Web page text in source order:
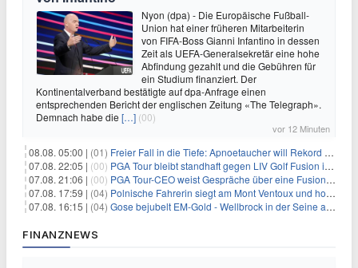
Nyon (dpa) - Die Europäische Fußball-
Union hat einer früheren Mitarbeiterin
von FIFA-Boss Gianni Infantino in dessen
Zeit als UEFA-Generalsekretär eine hohe
Abfindung gezahlt und die Gebühren für
ein Studium finanziert. Der
Kontinentalverband bestätigte auf dpa-Anfrage einen
entsprechenden Bericht der englischen Zeitung «The Telegraph».
Demnach habe die […] (00)
vor 12 Minuten
08.08. 05:00 | (01) Freier Fall in die Tiefe: Apnoetaucher will Rekord brechen
07.08. 22:05 | (00) PGA Tour bleibt standhaft gegen LIV Golf Fusion in einem sich wandelnden Sportumfeld
07.08. 21:06 | (00) PGA Tour-CEO weist Gespräche über eine Fusion mit LIV Golf zurück und bekräftigt die Wettbewerbslandschaft
07.08. 17:59 | (04) Polnische Fahrerin siegt am Mont Ventoux und holt Tour-Gelb
07.08. 16:15 | (04) Gose bejubelt EM-Gold - Wellbrock in der Seine ausgebremst
FINANZNEWS